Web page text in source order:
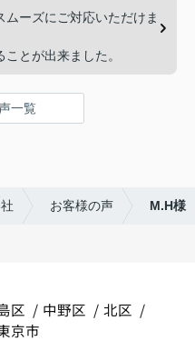
ムーズにご対応いただけま
とが出来ました。
一覧
お客様の声 M.H様
区 中野区
北区
京市